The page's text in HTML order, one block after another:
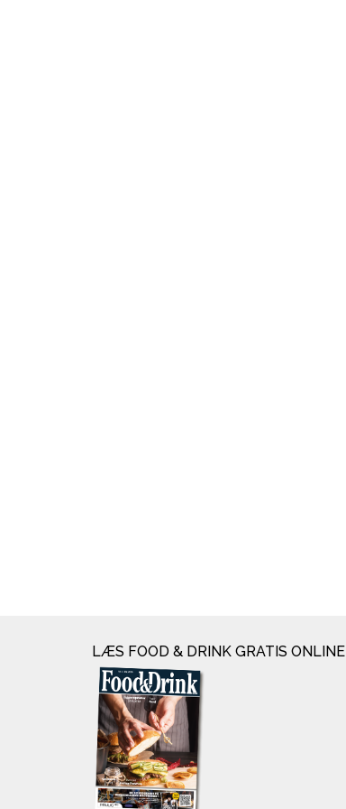
LÆS FOOD & DRINK GRATIS ONLINE